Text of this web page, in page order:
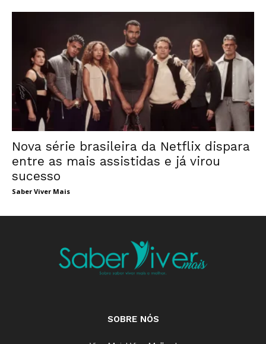
Nova série brasileira da Netflix dispara
entre as mais assistidas e já virou
sucesso
Saber Viver Mais
SOBRE NÓS